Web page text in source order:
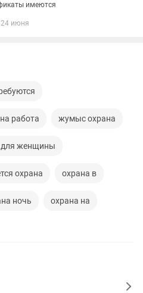
имеются
24 июня
работа жумыс охрана
для женщины
охрана охрана в
ночь охрана на